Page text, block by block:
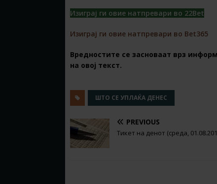
Изиграј ги овие натпревари во 22Bet
Изиграј ги овие натпревари во Bet365
Вредностите се засноваат врз
на овој текст.
ШТО СЕ УПЛАЌА ДЕНЕС
PREVIOUS
Тикет на денот (среда,